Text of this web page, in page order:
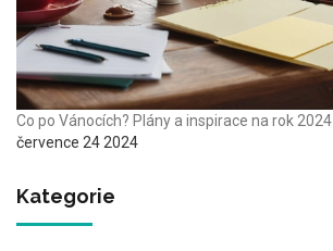
Co po Vánocích? Plány a inspirace na rok 2024
července 24 2024
Kategorie